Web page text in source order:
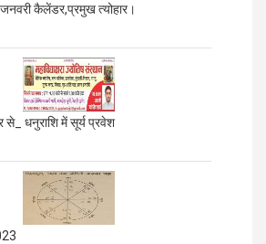
कैलेंडर,प्रमुख त्योहार।
से_ धनुराशि में सूर्य प्रवेश